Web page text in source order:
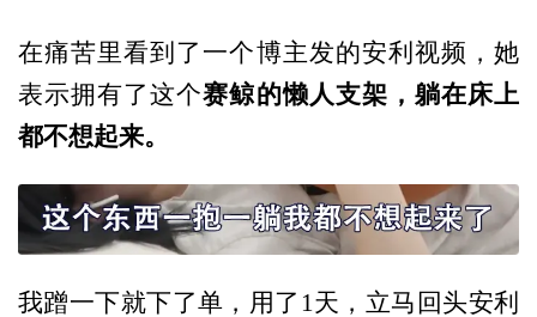
在痛苦里看到了一个博主发的安利视频，她
表示拥有了这个赛鲸的懒人支架，躺在床上
都不想起来。
我蹭一下就下了单，用了1天，立马回头安利